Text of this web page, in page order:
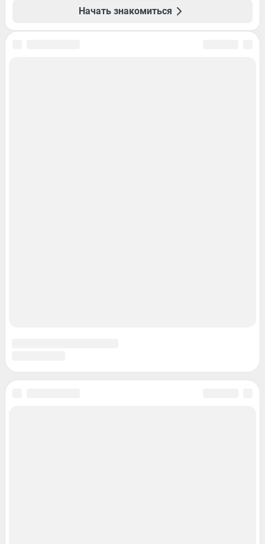
Начать знакомиться